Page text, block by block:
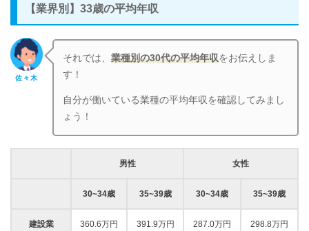
【業界別】33歳の平均年収
佐々木
それでは、業種別の30代の平均年収をお伝えしま
す！
自分が働いている業種の平均年収を確認してみまし
ょう！
男性 女性
30~34歳 35~39歳 30~34歳 35~39歳
建設業 360.6万円 391.9万円 287.0万円 298.8万円